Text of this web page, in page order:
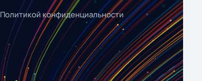
Политикой конфиденциальности